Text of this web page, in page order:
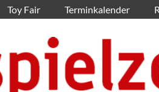
Toy Fair Terminkalender